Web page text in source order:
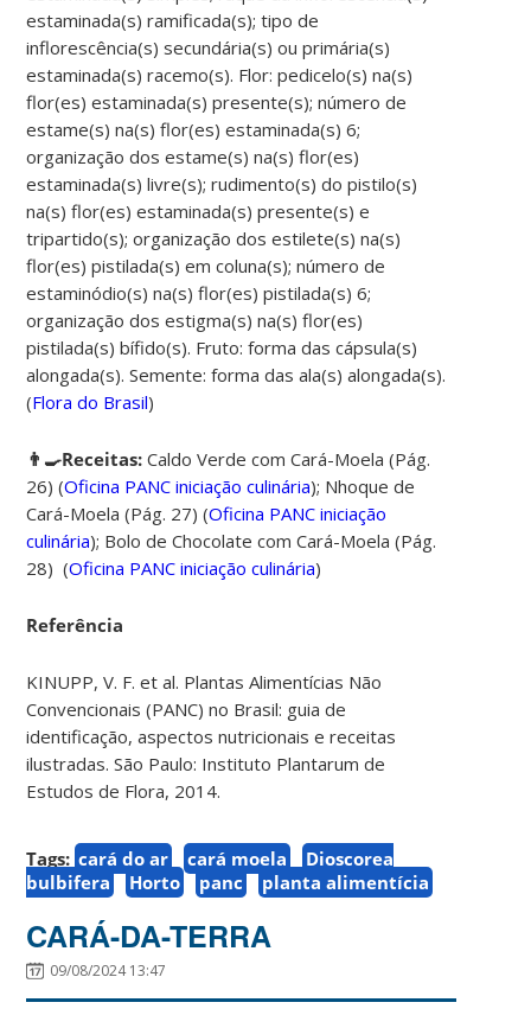
estaminada(s) ramificada(s); tipo de
inflorescência(s) secundária(s) ou primária(s)
estaminada(s) racemo(s). Flor: pedicelo(s) na(s)
flor(es) estaminada(s) presente(s); número de
estame(s) na(s) flor(es) estaminada(s) 6;
organização dos estame(s) na(s) flor(es)
estaminada(s) livre(s); rudimento(s) do pistilo(s)
na(s) flor(es) estaminada(s) presente(s) e
tripartido(s); organização dos estilete(s) na(s)
flor(es) pistilada(s) em coluna(s); número de
estaminódio(s) na(s) flor(es) pistilada(s) 6;
organização dos estigma(s) na(s) flor(es)
pistilada(s) bífido(s). Fruto: forma das cápsula(s)
alongada(s). Semente: forma das ala(s) alongada(s).
(Flora do Brasil)
👨‍🍳Receitas:Caldo Verde com Cará-Moela (Pág.
26) (Oficina PANC iniciação culinária); Nhoque de
Cará-Moela (Pág. 27) (Oficina PANC iniciação
culinária); Bolo de Chocolate com Cará-Moela (Pág.
28) (Oficina PANC iniciação culinária)
Referência
KINUPP, V. F. et al. Plantas Alimentícias Não
Convencionais (PANC) no Brasil: guia de
identificação, aspectos nutricionais e receitas
ilustradas. São Paulo: Instituto Plantarum de
Estudos de Flora, 2014.
Tags: cará do ar cará moela
Dioscorea
bulbifera
Horto panc planta alimentícia
CARÁ-DA-TERRA
09/08/2024 13:47